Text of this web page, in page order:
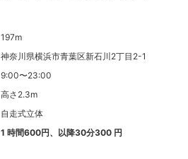
197m
神奈川県横浜市青葉区新石川2丁目2-1
9:00〜23:00
高さ2.3m
自走式立体
1 時間600円、以降30分300 円